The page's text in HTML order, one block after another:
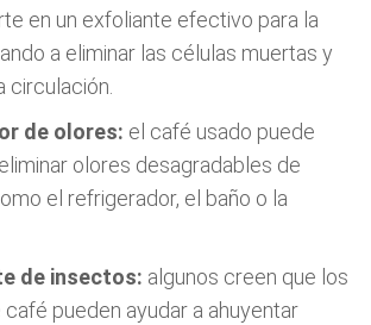
en un exfoliante efectivo para la
a eliminar las células muertas y
circulación.
de olores: el café usado puede
olores desagradables de
el refrigerador, el baño o la
de insectos: algunos creen que los
pueden ayudar a ahuyentar